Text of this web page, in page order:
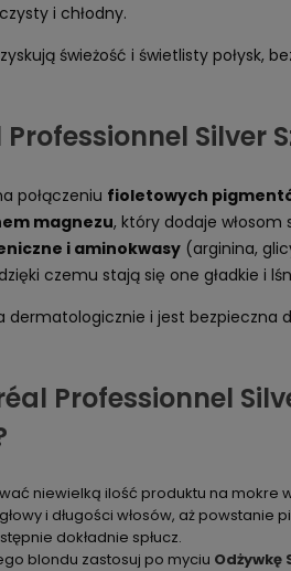
i chłodny.
świeżość i świetlisty połysk,
Professionnel Silver
połączeniu fioletowych
magnezu, który dodaje włosom
i aminokwasy(arginina,
czemu stają się one gładkie i
dermatologicznie i jest bezpieczna
Professionnel
niewielką ilość produktu na mokre
i długości włosów, aż powstanie
dokładnie spłucz.
blondu zastosuj po myciu Odżywkę